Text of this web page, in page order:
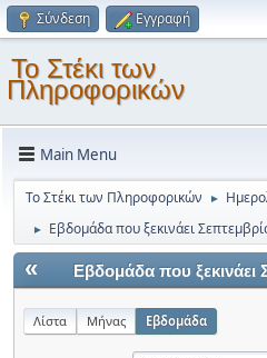
Σύνδεση Εγγραφή
Το Στέκι των
Πληροφορικών
Main Menu
Το Στέκι των Πληροφορικών ►
► Εβδομάδα που ξεκινάει
« Εβδομάδα που ξεκινάει
Λίστα Μήνας Εβδομάδα